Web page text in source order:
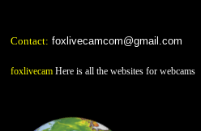
Contact: foxlivecamcom@gmail.com
foxlivecam Here is all the websites for webcams